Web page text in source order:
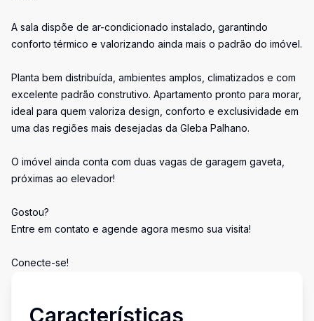
A sala dispõe de ar-condicionado instalado, garantindo
conforto térmico e valorizando ainda mais o padrão do imóvel.
Planta bem distribuída, ambientes amplos, climatizados e com
excelente padrão construtivo. Apartamento pronto para morar,
ideal para quem valoriza design, conforto e exclusividade em
uma das regiões mais desejadas da Gleba Palhano.
O imóvel ainda conta com duas vagas de garagem gaveta,
próximas ao elevador!
Gostou?
Entre em contato e agende agora mesmo sua visita!
Conecte-se!
Características